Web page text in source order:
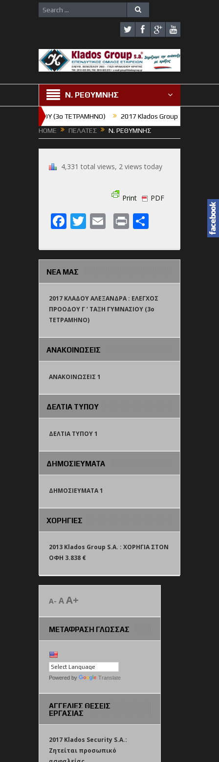
Ν. ΡΕΘΥΜΝΗΣ
ΓΥΜΝΑΣΙΟΥ (3o TETΡΑΜΗΝΟ)
2017 Klados Group S.A. : Χρόνια
HOME
ΠΕΛΑΤΕΣ Ν. ΡΕΘΥΜΝΗΣ
4,331 total views, 2 views today
Print PDF
Facebook
Twitter
Email
Print
ΝΕΑ ΜΑΣ
2017 ΚΛΑΔΟΥ ΑΛΕΞΑΝΔΡΑ : ΕΛΕΓΧΟΣ
ΠΡΟΟΔΟΥ Γ ‘ ΤΑΞΗ ΓΥΜΝΑΣΙΟΥ (3o
TETΡΑΜΗΝΟ)
ΑΝΑΚΟΙΝΩΣΕΙΣ
ΑΝΑΚΟΙΝΩΣΕΙΣ 1
ΔΕΛΤΙΑ ΤΥΠΟΥ
ΔΕΛΤΙΑ ΤΥΠΟΥ 1
ΔΗΜΟΣΙΕΥΜΑΤΑ
ΔΗΜΟΣΙΕΥΜΑΤΑ 1
ΧΟΡΗΓΙΕΣ
2013 Klados Group S.A. : ΧΟΡΗΓΙΑ ΣΤΟΝ
ΟΦΗ 3.838 €
A- AA+
ΜΕΤΑΦΡΑΣΗ ΓΛΩΣΣΑΣ
Powered by Translate
ΑΓΓΕΛΙΕΣ ΘΕΣΕΙΣ
ΕΡΓΑΣΙΑΣ
2017 Klados Security S.A.:
Ζητείται προσωπικό